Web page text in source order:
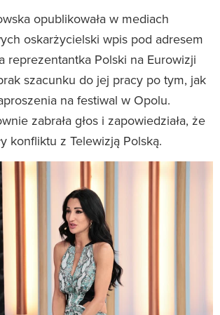
opublikowała w mediach
oskarżycielski wpis pod adresem
reprezentantka Polski na Eurowizji
szacunku do jej pracy po tym, jak
na festiwal w Opolu.
zabrała głos i zapowiedziała, że
konfliktu z Telewizją Polską.